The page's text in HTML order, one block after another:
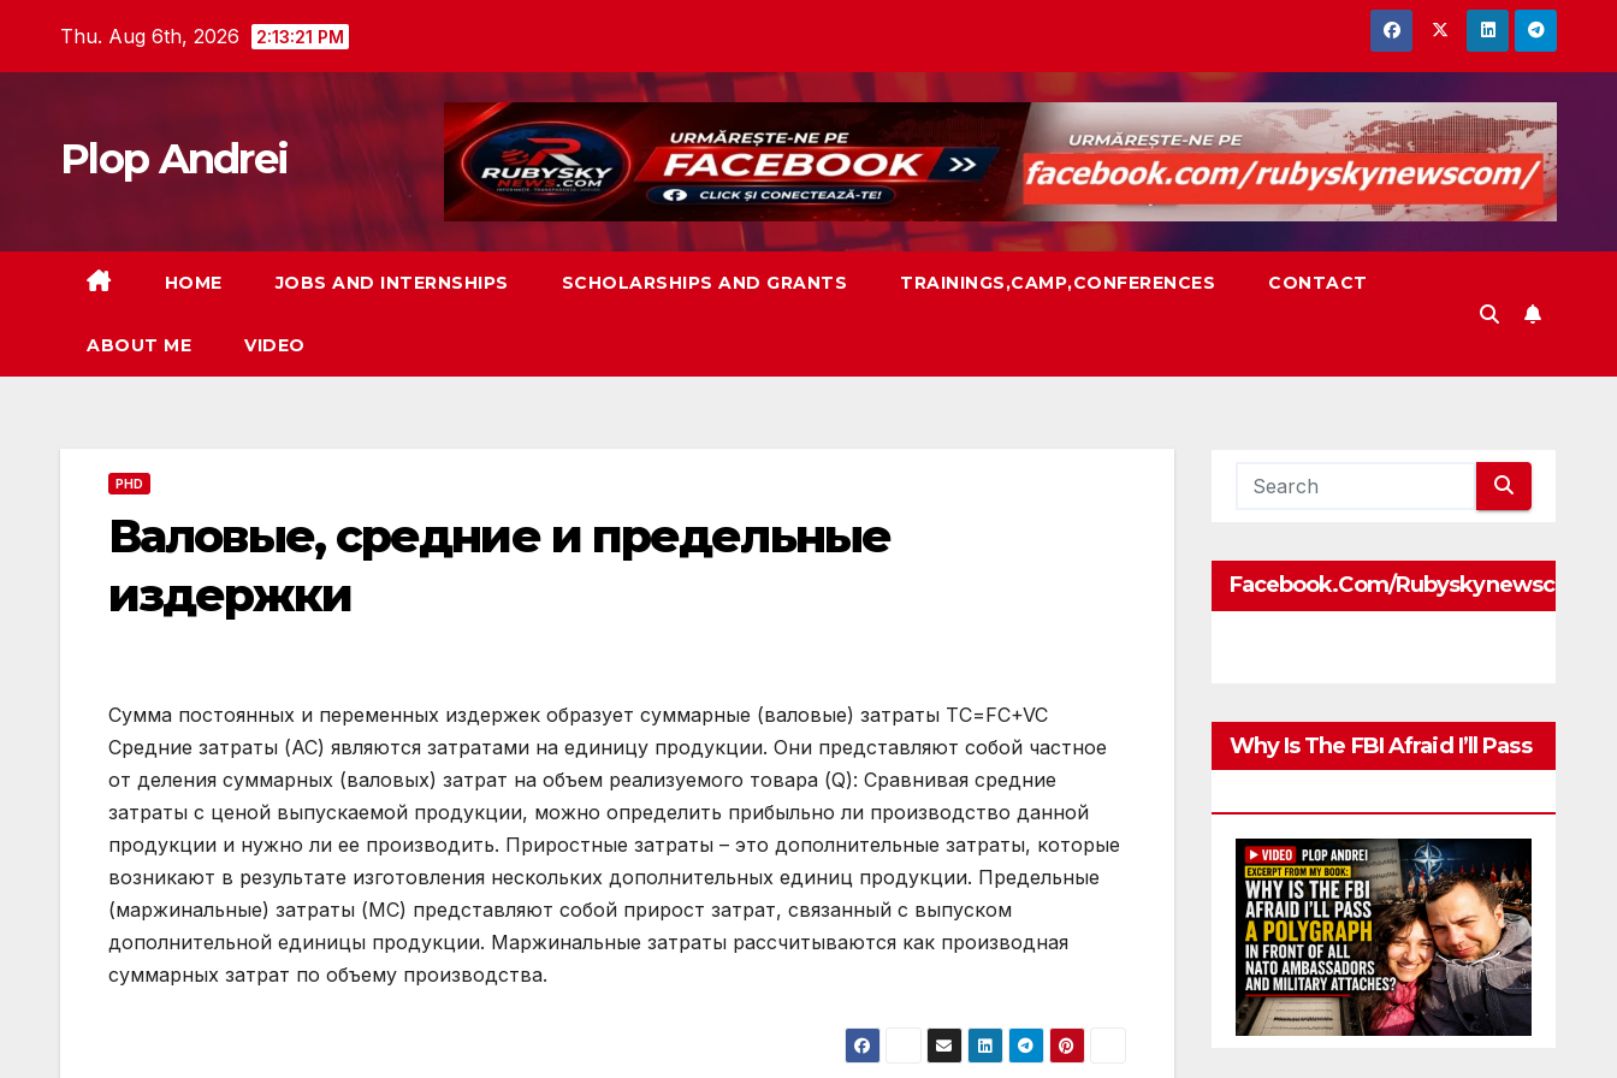
Thu. Aug 6th, 2026 2:13:22 PM
Plop Andrei
HOME JOBS AND INTERNSHIPS SCHOLARSHIPS AND GRANTS TRAININGS,CAMP,CONFERENCES CONTACT
ABOUT ME VIDEO
PHD
Валовые, средние и предельные
издержки
Сумма постоянных и переменных издержек образует суммарные (валовые) затраты ТС=FC+VC
Средние затраты (АС) являются затратами на единицу продукции. Они представляют собой частное
от деления суммарных (валовых) затрат на объем реализуемого товара (Q): Сравнивая средние
затраты с ценой выпускаемой продукции, можно определить прибыльно ли производство данной
продукции и нужно ли ее производить. Приростные затраты – это дополнительные затраты, которые
возникают в результате изготовления нескольких дополнительных единиц продукции. Предельные
(маржинальные) затраты (МС) представляют собой прирост затрат, связанный с выпуском
дополнительной единицы продукции. Маржинальные затраты рассчитываются как производная
суммарных затрат по объему производства.
Facebook.com/rubyskynewscom
Why Is The FBI Afraid I’ll Pass